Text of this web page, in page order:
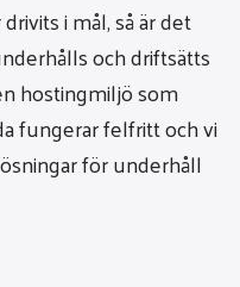
i mål, så är det
och driftsätts
hostingmiljö som
fungerar felfritt och vi
för underhåll